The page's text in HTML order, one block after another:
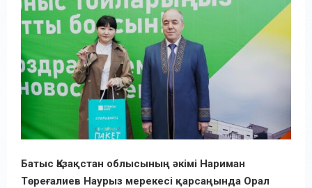
Батыс Қазақстан облысының әкімі Нариман
Төреғалиев Наурыз мерекесі қарсаңында Орал